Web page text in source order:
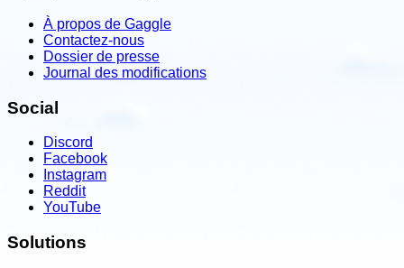
À propos de Gaggle
Contactez-nous
Dossier de presse
Journal des modifications
Social
Discord
Facebook
Instagram
Reddit
YouTube
Solutions